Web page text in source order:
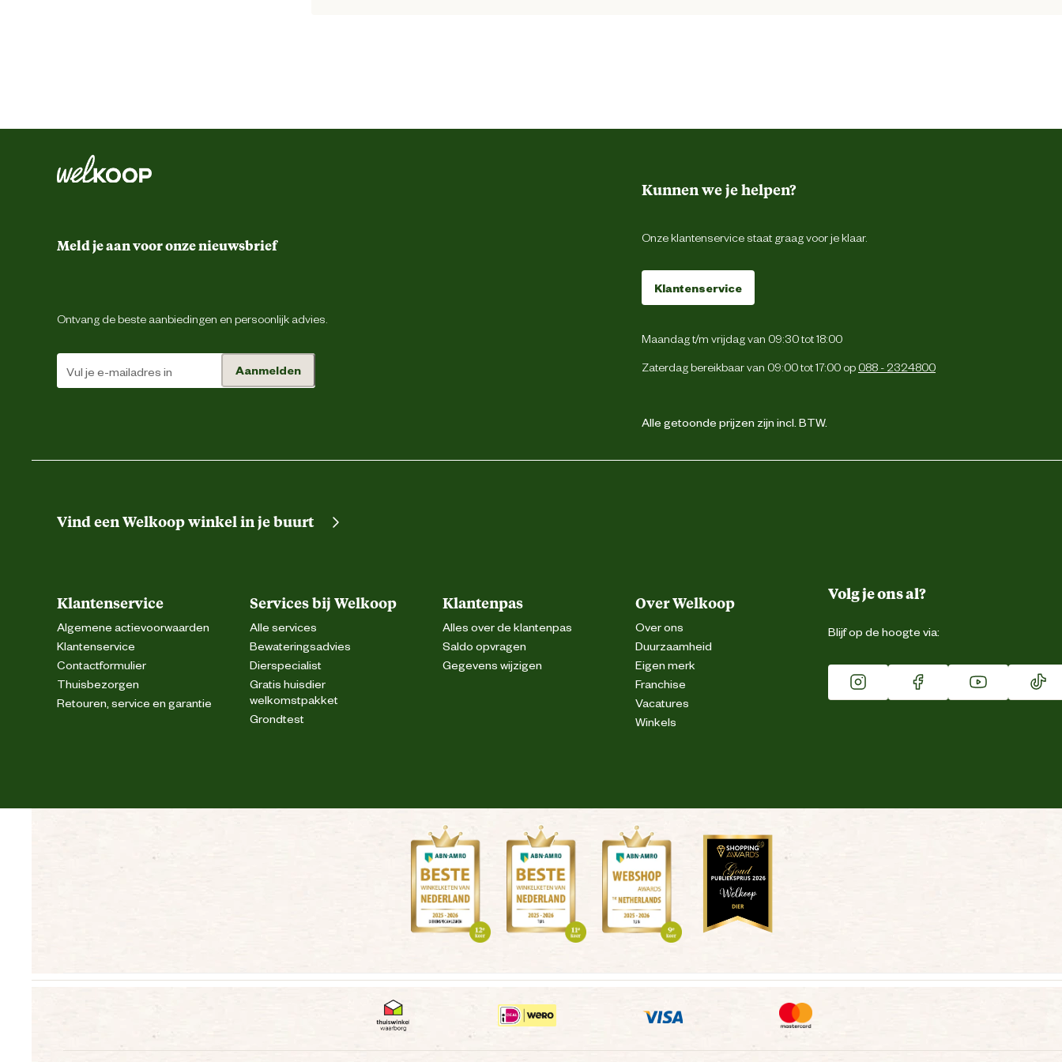
Materiaal & Samenstelling
Materiaal bovenkant schoen
Onderhoudsadvies
Verantwoordelijke marktdeelnemer naam Gevavi B.V.
Verantwoordelijke marktdeelnemer mailadres
Meld je aan voor onze nieuwsbrief
Ontvang de beste aanbiedingen en persoonlijk advies.
Aanmelden
Kunnen we je helpen?
Onze klantenservice staat graag voor je klaar.
Klantenservice
Maandag t/m vrijdag van 09:30 tot 18:00
Zaterdag bereikbaar van 09:00 tot 17:00 op 088 - 2324800
Alle getoonde prijzen zijn incl. BTW.
Vind een Welkoop winkel in je buurt
Klantenservice
Algemene actievoorwaarden
Klantenservice
Contactformulier
Thuisbezorgen
Retouren, service en garantie
Services bij Welkoop
Alle services
Bewateringsadvies
Dierspecialist
Gratis huisdier
welkomstpakket
Grondtest
Klantenpas
Alles over de klantenpas
Saldo opvragen
Gegevens wijzigen
Over Welkoop
Over ons
Duurzaamheid
Eigen merk
Franchise
Vacatures
Winkels
Volg je ons al?
Blijf op de hoogte via: